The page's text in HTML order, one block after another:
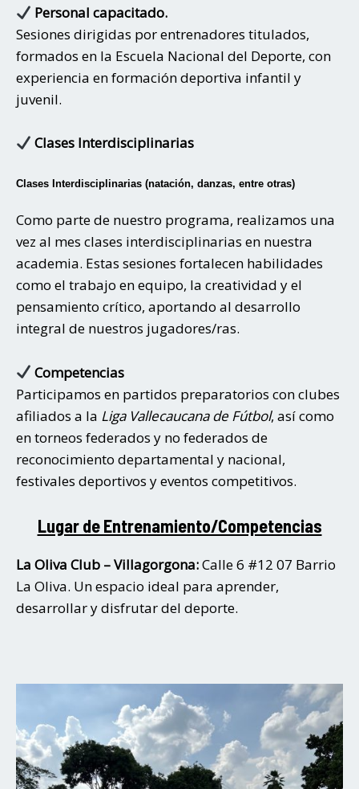
Personal capacitado.
Sesiones dirigidas por entrenadores titulados,
formados en la Escuela Nacional del Deporte, con
experiencia en formación deportiva infantil y
juvenil.
Clases Interdisciplinarias
Clases Interdisciplinarias (natación, danzas, entre otras)
Como parte de nuestro programa, realizamos una
vez al mes clases interdisciplinarias en nuestra
academia. Estas sesiones fortalecen habilidades
como el trabajo en equipo, la creatividad y el
pensamiento crítico, aportando al desarrollo
integral de nuestros jugadores/ras.
Competencias
Participamos en partidos preparatorios con clubes
afiliados a la Liga Vallecaucana de Fútbol, así como
en torneos federados y no federados de
reconocimiento departamental y nacional,
festivales deportivos y eventos competitivos.
Lugar de Entrenamiento/Competencias
La Oliva Club – Villagorgona:Calle 6 #12 07 Barrio
La Oliva. Un espacio ideal para aprender,
desarrollar y disfrutar del deporte.